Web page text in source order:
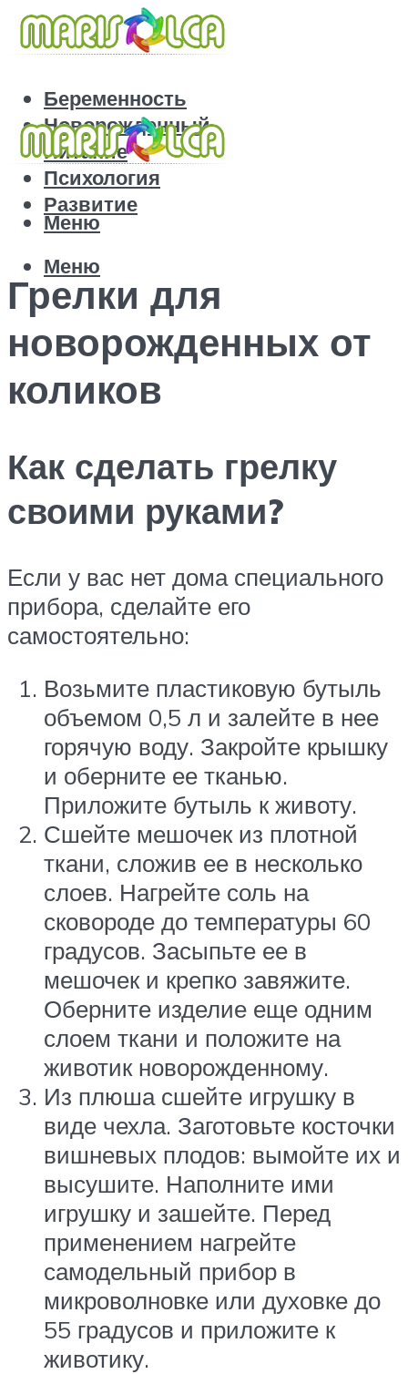
Беременность
Новорожденный
Питание
Психология
Развитие
Меню
Меню
Грелки для
новорожденных от
коликов
Как сделать грелку
своими руками?
Если у вас нет дома специального
прибора, сделайте его
самостоятельно:
Возьмите пластиковую бутыль
объемом 0,5 л и залейте в нее
горячую воду. Закройте крышку
и оберните ее тканью.
Приложите бутыль к животу.
Сшейте мешочек из плотной
ткани, сложив ее в несколько
слоев. Нагрейте соль на
сковороде до температуры 60
градусов. Засыпьте ее в
мешочек и крепко завяжите.
Оберните изделие еще одним
слоем ткани и положите на
животик новорожденному.
Из плюша сшейте игрушку в
виде чехла. Заготовьте косточки
вишневых плодов: вымойте их и
высушите. Наполните ими
игрушку и зашейте. Перед
применением нагрейте
самодельный прибор в
микроволновке или духовке до
55 градусов и приложите к
животику.